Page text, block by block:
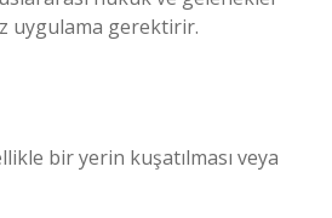
uygulama gerektirir.
bir yerin kuşatılması veya